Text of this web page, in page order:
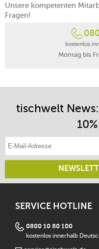
Unsere kompetenten
Fragen!
kostenlos
Montag bis
tischwelt
SERVICE HOTLINE
0800 10 80 100
kostenlos innerhalb